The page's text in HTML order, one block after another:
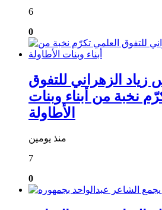
6
0
زياد الزهراني للتفوق
نخبة من أبناء وبنات
الأطاولة
منذ يومين
7
0